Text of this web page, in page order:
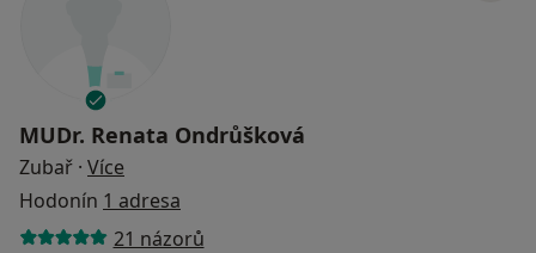
MUDr. Renata Ondrůšková
Zubař · Více
Hodonín 1 adresa
21 názorů